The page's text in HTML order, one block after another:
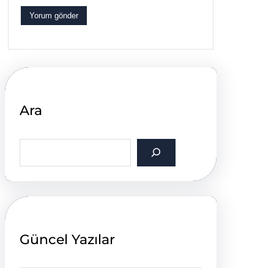
Ara
a
h
Güncel Yazılar